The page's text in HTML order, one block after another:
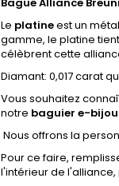
Le platineest un
gamme, le platine
célèbrent cette
Diamant: 0,017 carat
Vous souhaitez
notre baguier e-
Nous offrons la
Pour ce faire,
l'intérieur de